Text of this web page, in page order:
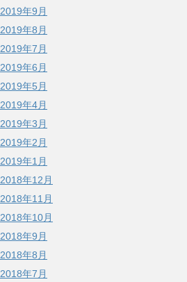
2019年9月
2019年8月
2019年7月
2019年6月
2019年5月
2019年4月
2019年3月
2019年2月
2019年1月
2018年12月
2018年11月
2018年10月
2018年9月
2018年8月
2018年7月